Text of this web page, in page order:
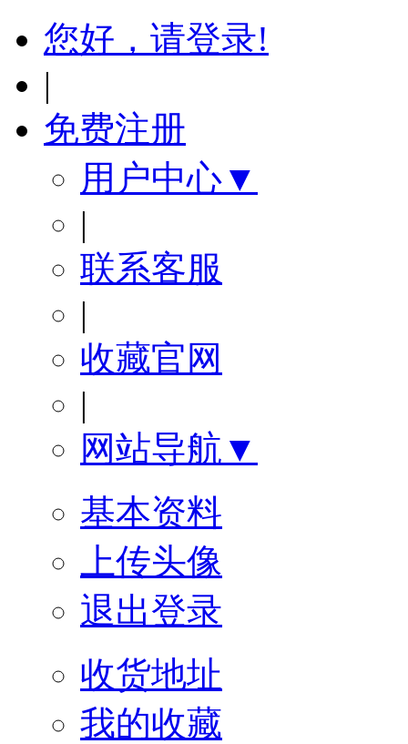
您好，请登录!
|
免费注册
用户中心▼
|
联系客服
|
收藏官网
|
网站导航▼
基本资料
上传头像
退出登录
收货地址
我的收藏